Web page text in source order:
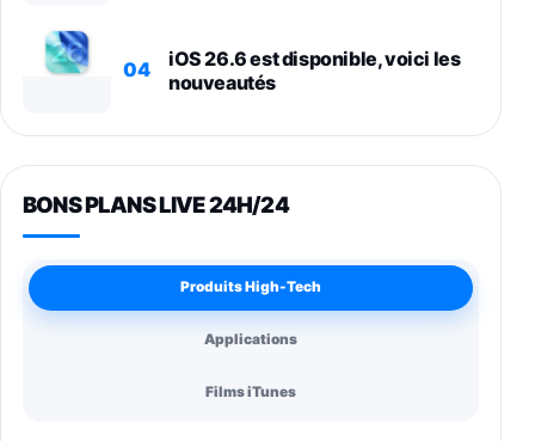
04
iOS 26.6 est disponible, voici les
nouveautés
BONS PLANS LIVE 24H/24
Produits High-Tech
Applications
Films iTunes